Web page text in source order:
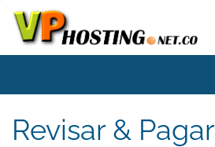
Revisar & Pagar